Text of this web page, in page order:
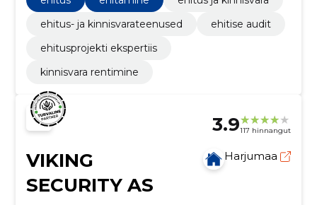
ehitus- ja kinnisvarateenused
ehitise audit
ehitusprojekti ekspertiis
kinnisvara rentimine
3.9117 hinnangut
VIKING
SECURITY AS
Harjumaa